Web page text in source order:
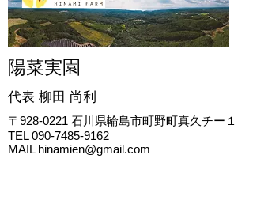
陽菜実園
代表 柳田 尚利
〒928-0221 石川県輪島市町野町真久チー１
TEL090-7485-9162
MAIL hinamien@gmail.com